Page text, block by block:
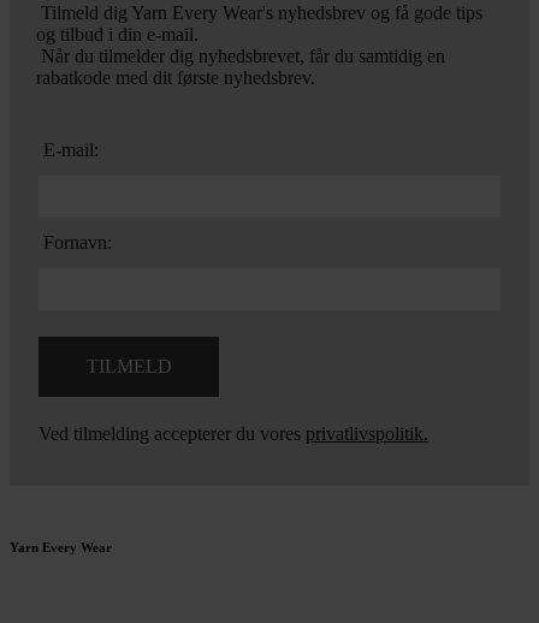
Tilmeld dig Yarn Every Wear's nyhedsbrev og få gode tips
og tilbud i din e-mail.
Når du tilmelder dig nyhedsbrevet, får du samtidig en
rabatkode med dit første nyhedsbrev.
E-mail:
Fornavn:
Ved tilmelding accepterer du vores privatlivspolitik.
Yarn Every Wear